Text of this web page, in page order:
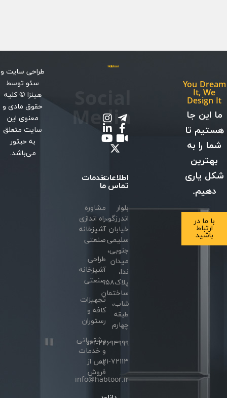
You Dream
It, We
Design It
ما این جا
هستیم تا
شما را به
بهترین
شکل یاری
دهیم.
با ما در
ارتباط
باشید
اطلاعات
تماس
بلوار
اندرزگو،
خیابان
سلیمی
جنوبی،
میدان
ندا،
پلاک۵۸،
ساختمان
شاب،
طبقه
چهارم
۰۲۱-۲۲۶۹۴۹۹۹
۰۲۱-۷۲۱۱۳
info@habtoor.ir
Media
خدمات
ما
مشاوره
راه اندازی
آشپزخانه
صنعتی
طراحی
آشپزخانه
صنعتی
تجهیزات
کافه و
رستوران
پشتیبانی
و خدمات
پس از
فروش
طراحی سایتو
سئوتوسط
هینزا © کلیه
حقوق مادی و
معنوی این
سایت متعلق
به حبتور
می‌باشد.